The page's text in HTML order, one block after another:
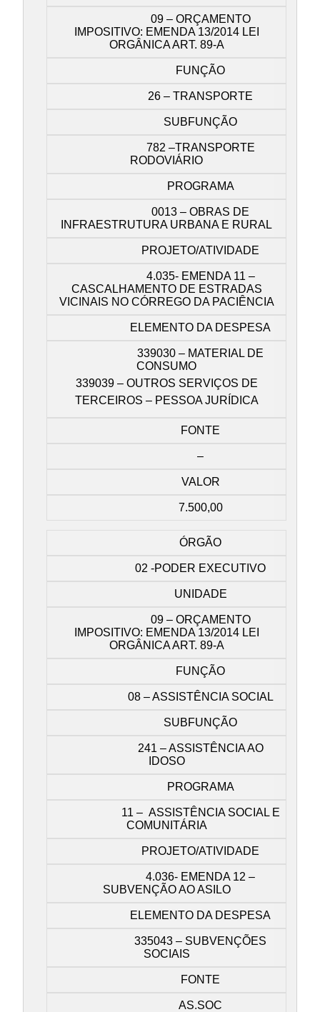
09 – ORÇAMENTO
IMPOSITIVO: EMENDA 13/2014 LEI
ORGÂNICA ART. 89-A
FUNÇÃO
26 – TRANSPORTE
SUBFUNÇÃO
782 –TRANSPORTE
RODOVIÁRIO
PROGRAMA
0013 – OBRAS DE
INFRAESTRUTURA URBANA E RURAL
PROJETO/ATIVIDADE
4.035- EMENDA 11 –
CASCALHAMENTO DE ESTRADAS
VICINAIS NO CÓRREGO DA PACIÊNCIA
ELEMENTO DA DESPESA
339030 – MATERIAL DE
CONSUMO
339039 – OUTROS SERVIÇOS DE
TERCEIROS – PESSOA JURÍDICA
FONTE
–
VALOR
7.500,00
ÓRGÃO
02 -PODER EXECUTIVO
UNIDADE
09 – ORÇAMENTO
IMPOSITIVO: EMENDA 13/2014 LEI
ORGÂNICA ART. 89-A
FUNÇÃO
08 – ASSISTÊNCIA SOCIAL
SUBFUNÇÃO
241 – ASSISTÊNCIA AO
IDOSO
PROGRAMA
11 – ASSISTÊNCIA SOCIAL E
COMUNITÁRIA
PROJETO/ATIVIDADE
4.036- EMENDA 12 –
SUBVENÇÃO AO ASILO
ELEMENTO DA DESPESA
335043 – SUBVENÇÕES
SOCIAIS
FONTE
AS.SOC